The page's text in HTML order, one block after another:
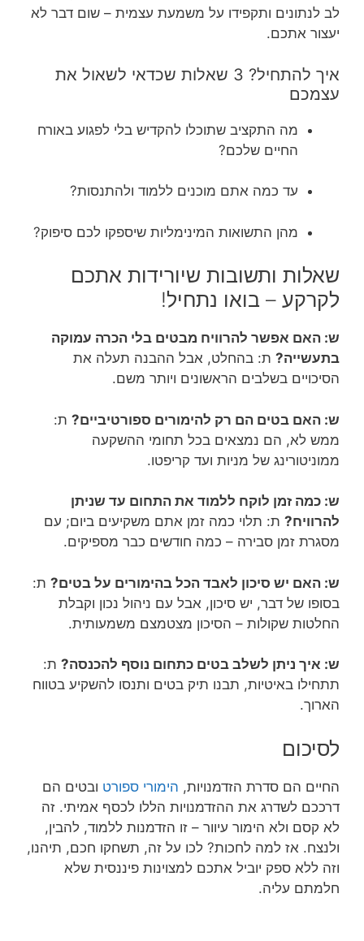
לב לנתונים ותקפידו על משמעת עצמית – שום דבר לא
יעצור אתכם.
איך להתחיל? 3 שאלות שכדאי לשאול את
עצמכם
מה התקציב שתוכלו להקדיש בלי לפגוע באורח
החיים שלכם?
עד כמה אתם מוכנים ללמוד ולהתנסות?
מהן התשואות המינימליות שיספקו לכם סיפוק?
שאלות ותשובות שיורידות אתכם
לקרקע – בואו נתחיל!
ש: האם אפשר להרוויח מבטים בלי הכרה עמוקה
בתעשייה? ת: בהחלט, אבל ההבנה תעלה את
הסיכויים בשלבים הראשונים ויותר משם.
ש: האם בטים הם רק להימורים ספורטיביים? ת:
ממש לא, הם נמצאים בכל תחומי ההשקעה
ממוניטורינג של מניות ועד קריפטו.
ש: כמה זמן לוקח ללמוד את התחום עד שניתן
להרוויח? ת: תלוי כמה זמן אתם משקיעים ביום; עם
מסגרת זמן סבירה – כמה חודשים כבר מספיקים.
ש: האם יש סיכון לאבד הכל בהימורים על בטים? ת:
בסופו של דבר, יש סיכון, אבל עם ניהול נכון וקבלת
החלטות שקולות – הסיכון מצטמצם משמעותית.
ש: איך ניתן לשלב בטים כתחום נוסף להכנסה? ת:
תתחילו באיטיות, תבנו תיק בטים ותנסו להשקיע בטווח
הארוך.
לסיכום
החיים הם סדרת הזדמנויות, הימורי ספורט ובטים הם
דרככם לשדרג את ההזדמנויות הללו לכסף אמיתי. זה
לא קסם ולא הימור עיוור – זו הזדמנות ללמוד, להבין,
ולנצח. אז למה לחכות? לכו על זה, תשחקו חכם, תיהנו,
וזה ללא ספק יוביל אתכם למצוינות פיננסית שלא
חלמתם עליה.